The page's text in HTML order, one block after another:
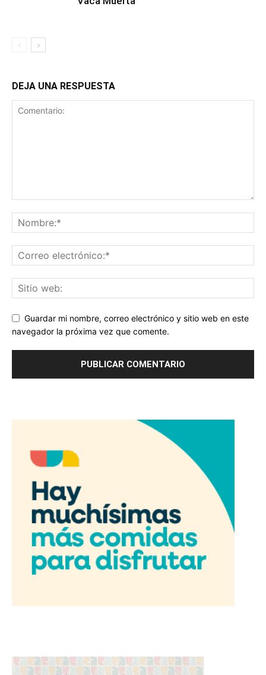
DEJA UNA RESPUESTA
Guardar mi nombre, correo electrónico y sitio web en este
navegador la próxima vez que comente.